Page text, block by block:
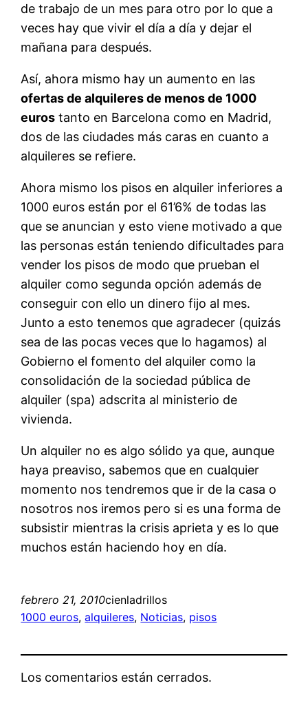
de trabajo de un mes para otro por lo que a
veces hay que vivir el día a día y dejar el
mañana para después.
Así, ahora mismo hay un aumento en las
ofertas de alquileres de menos de 1000
euros tanto en Barcelona como en Madrid,
dos de las ciudades más caras en cuanto a
alquileres se refiere.
Ahora mismo los pisos en alquiler inferiores a
1000 euros están por el 61’6% de todas las
que se anuncian y esto viene motivado a que
las personas están teniendo dificultades para
vender los pisos de modo que prueban el
alquiler como segunda opción además de
conseguir con ello un dinero fijo al mes.
Junto a esto tenemos que agradecer (quizás
sea de las pocas veces que lo hagamos) al
Gobierno el fomento del alquiler como la
consolidación de la sociedad pública de
alquiler (spa) adscrita al ministerio de
vivienda.
Un alquiler no es algo sólido ya que, aunque
haya preaviso, sabemos que en cualquier
momento nos tendremos que ir de la casa o
nosotros nos iremos pero si es una forma de
subsistir mientras la crisis aprieta y es lo que
muchos están haciendo hoy en día.
febrero 21, 2010cienladrillos
1000 euros, alquileres, Noticias, pisos
Los comentarios están cerrados.